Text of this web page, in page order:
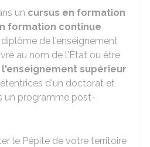
un cursus en formation
formation continue
de l'enseignement
au nom de l'État ou être
supérieur
d'un doctorat et
un programme post-
le Pépite de votre territoire